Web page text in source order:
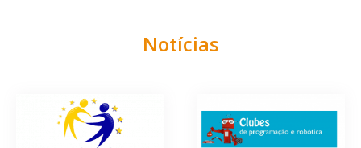
Notícias
Páginas